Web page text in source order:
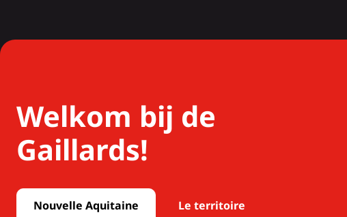
Welkom bij de
Gaillards!
Nouvelle Aquitaine Le territoire